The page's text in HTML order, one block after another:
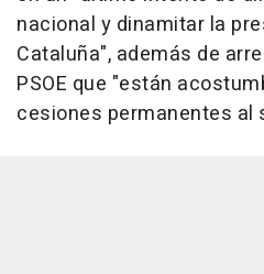
nacional y dinamitar la
Cataluña", además de
PSOE que "están
cesiones permanentes al